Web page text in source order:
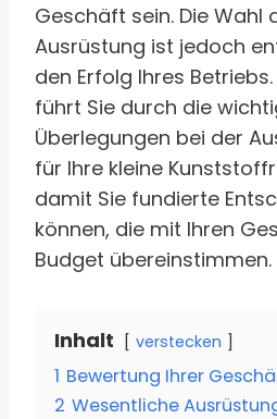
Geschäft sein. Die Wahl
Ausrüstung ist jedoch
den Erfolg Ihres
führt Sie durch die
Überlegungen bei der
für Ihre kleine
damit Sie fundierte
können, die mit Ihren
Budget übereinstimmen.
Inhalt verstecken
1 Bewertung Ihrer
2 Wesentliche